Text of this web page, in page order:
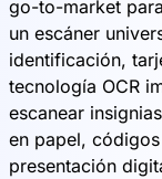
go-to-market
un escáner
identificación,
tecnología OCR
escanear
en papel,
presentación